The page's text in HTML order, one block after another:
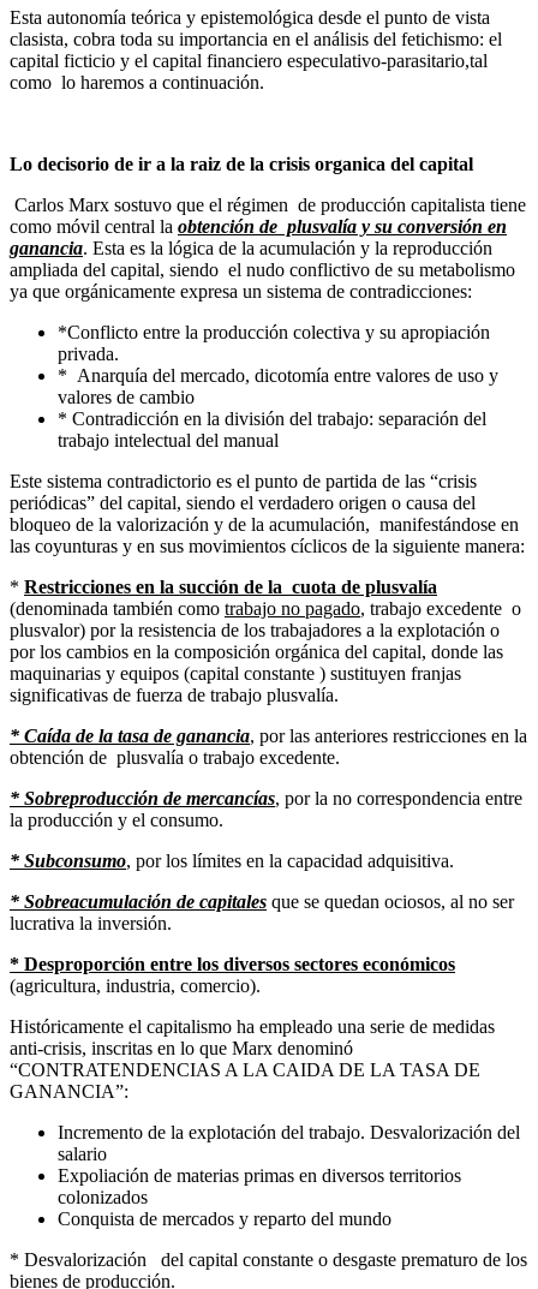
Esta autonomía teórica y epistemológica desde el punto de vista
clasista, cobra toda su importancia en el análisis del fetichismo: el
capital ficticio y el capital financiero especulativo-parasitario,tal
como lo haremos a continuación.
Lo decisorio de ir a la raiz de la crisis organica del capital
Carlos Marx sostuvo que el régimen de producción capitalista tiene
como móvil central la obtención de plusvalía y su conversión en
ganancia. Esta es la lógica de la acumulación y la reproducción
ampliada del capital, siendo el nudo conflictivo de su metabolismo
ya que orgánicamente expresa un sistema de contradicciones:
*Conflicto entre la producción colectiva y su apropiación
privada.
* Anarquía del mercado, dicotomía entre valores de uso y
valores de cambio
* Contradicción en la división del trabajo: separación del
trabajo intelectual del manual
Este sistema contradictorio es el punto de partida de las “crisis
periódicas” del capital, siendo el verdadero origen o causa del
bloqueo de la valorización y de la acumulación, manifestándose en
las coyunturas y en sus movimientos cíclicos de la siguiente manera:
* Restricciones en la succión de la cuota de plusvalía
(denominada también como trabajo no pagado, trabajo excedente o
plusvalor) por la resistencia de los trabajadores a la explotación o
por los cambios en la composición orgánica del capital, donde las
maquinarias y equipos (capital constante ) sustituyen franjas
significativas de fuerza de trabajo plusvalía.
* Caída de la tasa de ganancia, por las anteriores restricciones en la
obtención de plusvalía o trabajo excedente.
* Sobreproducción de mercancías, por la no correspondencia entre
la producción y el consumo.
* Subconsumo, por los límites en la capacidad adquisitiva.
* Sobreacumulación de capitales que se quedan ociosos, al no ser
lucrativa la inversión.
* Desproporción entre los diversos sectores económicos
(agricultura, industria, comercio).
Históricamente el capitalismo ha empleado una serie de medidas
anti-crisis, inscritas en lo que Marx denominó
“CONTRATENDENCIAS A LA CAIDA DE LA TASA DE
GANANCIA”:
Incremento de la explotación del trabajo. Desvalorización del
salario
Expoliación de materias primas en diversos territorios
colonizados
Conquista de mercados y reparto del mundo
* Desvalorización del capital constante o desgaste prematuro de los
bienes de producción.